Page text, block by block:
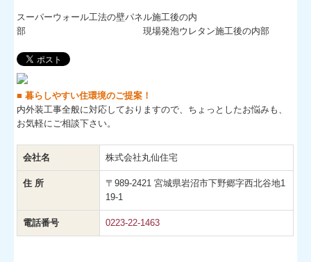
スーパーウォール工法の壁パネル施工後の内
部 現場発泡ウレタン施工後の内部
■ 暮らしやすい住環境のご提案！
内外装工事全般に対応しておりますので、ちょっとしたお悩みも、
お気軽にご相談下さい。
会社名 株式会社丸仙住宅
住 所
〒989-2421 宮城県岩沼市下野郷字西北谷地1
19-1
電話番号 0223-22-1463